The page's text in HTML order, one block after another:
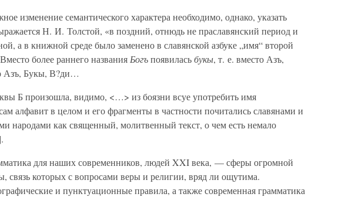
изменение семантического характера необходимо, однако, указать
Н. И. Толстой, «в поздний, отнюдь не праславянский период и
а в книжной среде было заменено в славянской азбуке „имя“ второй
более раннего названия Богъпоявиласьбукы, т. е. вместо Азъ,
Азъ, Букы, В?ди…
Б произошла, видимо, <…> из боязни всуе употребить имя
алфавит в целом и его фрагменты в частности почитались славянами и
народами как священный, молитвенный текст, о чем есть немало
для наших современников, людей XXI века, — сферы огромной
связь которых с вопросами веры и религии, вряд ли ощутима.
и пунктуационные правила, а также современная грамматика